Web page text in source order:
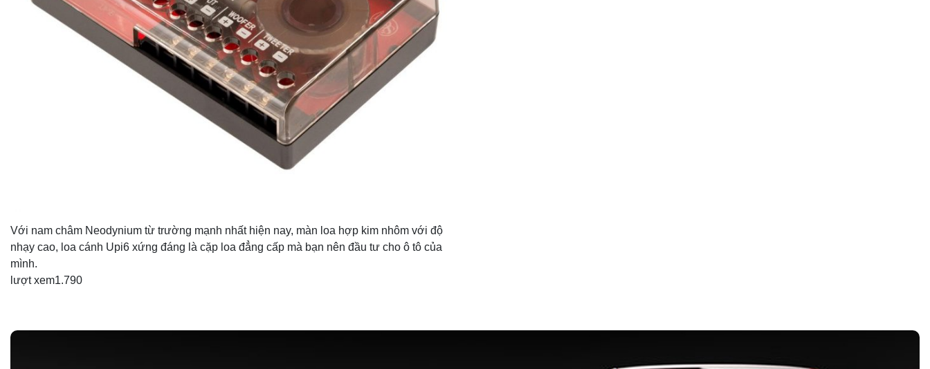
Với nam châm Neodynium từ trường mạnh nhất hiện nay, màn loa hợp kim nhôm với độ
nhạy cao, loa cánh Upi6 xứng đáng là cặp loa đẳng cấp mà bạn nên đầu tư cho ô tô của
mình.
lượt xem1.790